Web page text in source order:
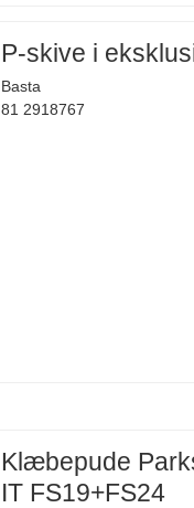
P-skive i
Basta
81 2918767
Klæbepude
IT FS19+FS24